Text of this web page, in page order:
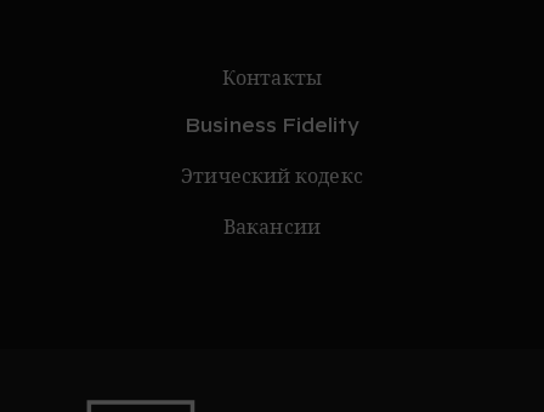
Контакты
Business Fidelity
Этический кодекс
Вакансии